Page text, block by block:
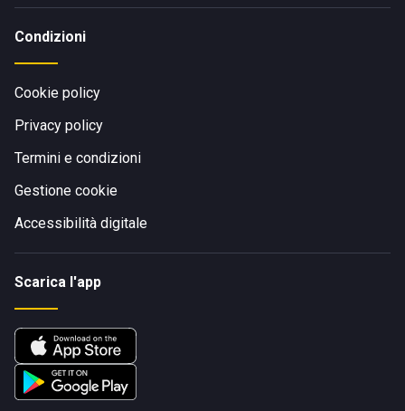
Condizioni
Cookie policy
Privacy policy
Termini e condizioni
Gestione cookie
Accessibilità digitale
Scarica l'app